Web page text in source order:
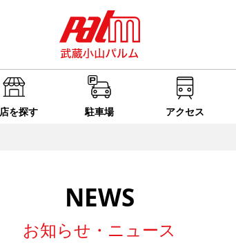
を探す 駐車場 アクセス
NEWS
お知らせ・ニュース